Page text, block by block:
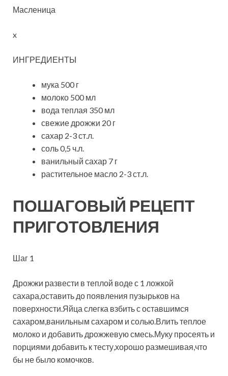
Масленица
x
ИНГРЕДИЕНТЫ
мука 500 г
молоко 500 мл
вода теплая 350 мл
свежие дрожжи 20 г
сахар 2-3 ст.л.
соль 0,5 ч.л.
ванильный сахар 7 г
растительное масло 2-3 ст.л.
ПОШАГОВЫЙ РЕЦЕПТ
ПРИГОТОВЛЕНИЯ
Шаг 1
Дрожжи развести в теплой воде с 1 ложкой
сахара,оставить до появления пузырьков на
поверхности.Яйца слегка взбить с оставшимся
сахаром,ванильным сахаром и солью.Влить теплое
молоко и добавить дрожжевую смесь.Муку просеять и
порциями добавить к тесту,хорошо размешивая,что
бы не было комочков.